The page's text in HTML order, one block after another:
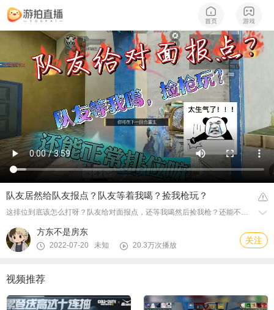
队友居然给队友报点？队友等着我噶？捡我枪玩？
这排位到底该怎么打呀？队友给对面报点，还等我噶然后捡我枪？还能不能好好的打排位了？
方东不是房东
2022-07-20 未知 20.3万次播放 关注
视频推荐